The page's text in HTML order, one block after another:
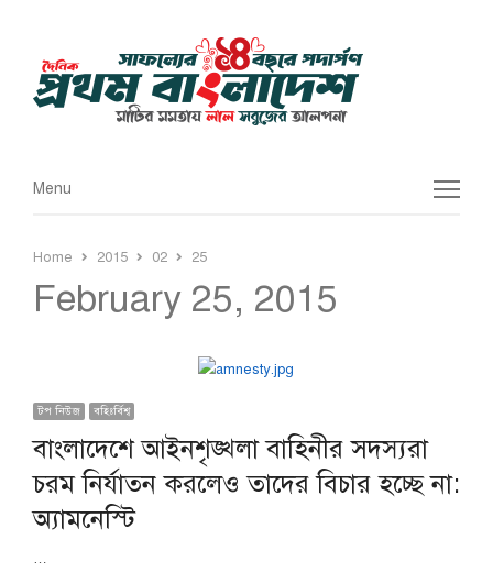
Menu
Menu
Home 2015 02 25
February 25, 2015
টপ নিউজ বহিঃর্বিশ্ব
বাংলাদেশে আইনশৃঙ্খলা বাহিনীর সদস্যরা
চরম নির্যাতন করলেও তাদের বিচার হচ্ছে না:
অ্যামনেস্টি
…